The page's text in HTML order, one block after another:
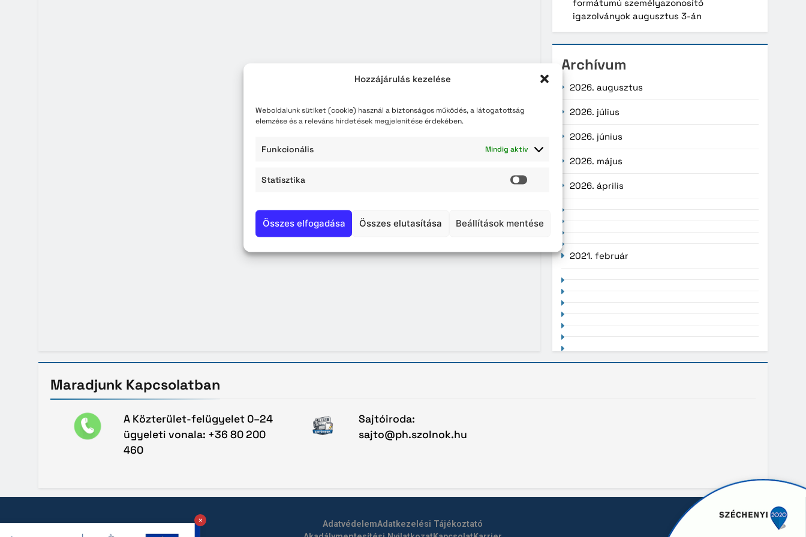
Hozzájárulás kezelése
Weboldalunk sütiket (cookie) használ a biztonságos működés, a látogatottság
elemzése és a releváns hirdetések megjelenítése érdekében.
Funkcionális Mindig aktív
Statisztika
Statisztika
Összes elfogadása Összes elutasítása Beállítások mentése
formátumú személyazonosító
igazolványok augusztus 3-án
Archívum
2026. augusztus
2026. július
2026. június
2026. május
2026. április
2021. február
Maradjunk Kapcsolatban
A Közterület-felügyelet 0–24
ügyeleti vonala: +36 80 200
460
Sajtóiroda:
sajto@ph.szolnok.hu
AdatvédelemAdatkezelési Tájékoztató
×